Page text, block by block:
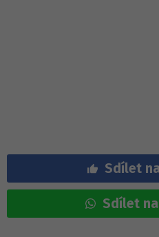
Sdílet
Sdílet